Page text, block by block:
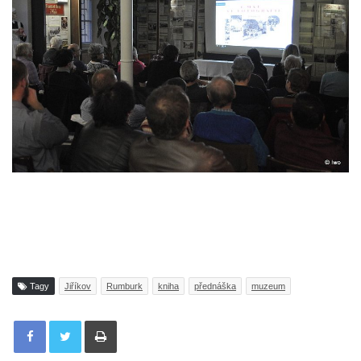
Tagy Jiříkov Rumburk kniha přednáška muzeum
Tisknout